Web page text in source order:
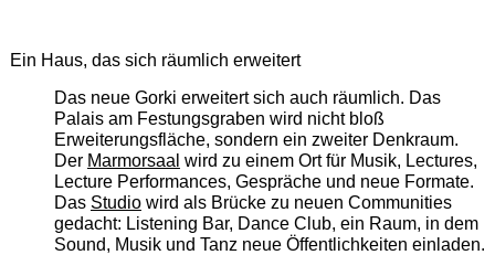
Ein Haus, das sich räumlich erweitert
Das neue Gorki erweitert sich auch räumlich. Das
Palais am Festungsgraben wird nicht bloß
Erweiterungsfläche, sondern ein zweiter Denkraum.
Der Marmorsaal wird zu einem Ort für Musik, Lectures,
Lecture Performances, Gespräche und neue Formate.
Das Studiowird als Brücke zu neuen Communities
gedacht: Listening Bar, Dance Club, ein Raum, in dem
Sound, Musik und Tanz neue Öffentlichkeiten einladen.